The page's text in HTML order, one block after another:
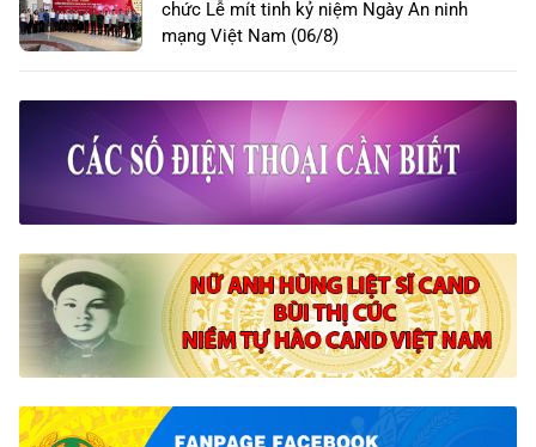
chức Lễ mít tinh kỷ niệm Ngày An ninh
mạng Việt Nam (06/8)